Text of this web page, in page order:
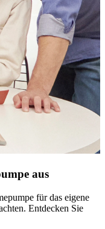
aus
für das eigene
Entdecken Sie